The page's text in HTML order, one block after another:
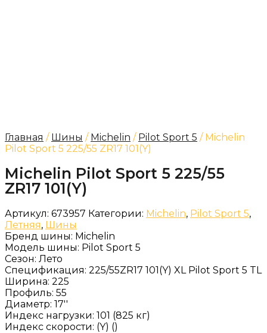
Главная / Шины / Michelin / Pilot Sport 5 / Michelin
Pilot Sport 5 225/55 ZR17 101(Y)
Michelin Pilot Sport 5 225/55
ZR17 101(Y)
Артикул: 673957 Категории: Michelin, Pilot Sport 5,
Летняя, Шины
Бренд шины: Michelin
Модель шины: Pilot Sport 5
Сезон: Лето
Спецификация: 225/55ZR17 101(Y) XL Pilot Sport 5 TL
Ширина: 225
Профиль: 55
Диаметр: 17''
Индекс нагрузки: 101 (825 кг)
Индекс скорости: (Y) ()